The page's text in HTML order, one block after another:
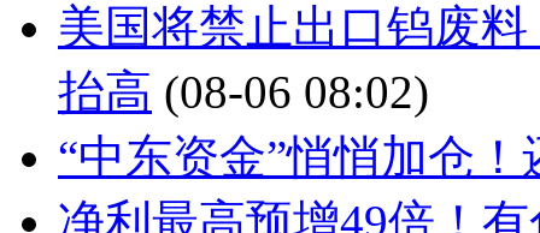
美国将禁止出口钨废
抬高 (08-06 08:02)
“中东资金”悄悄加仓
净利最高预增49倍！